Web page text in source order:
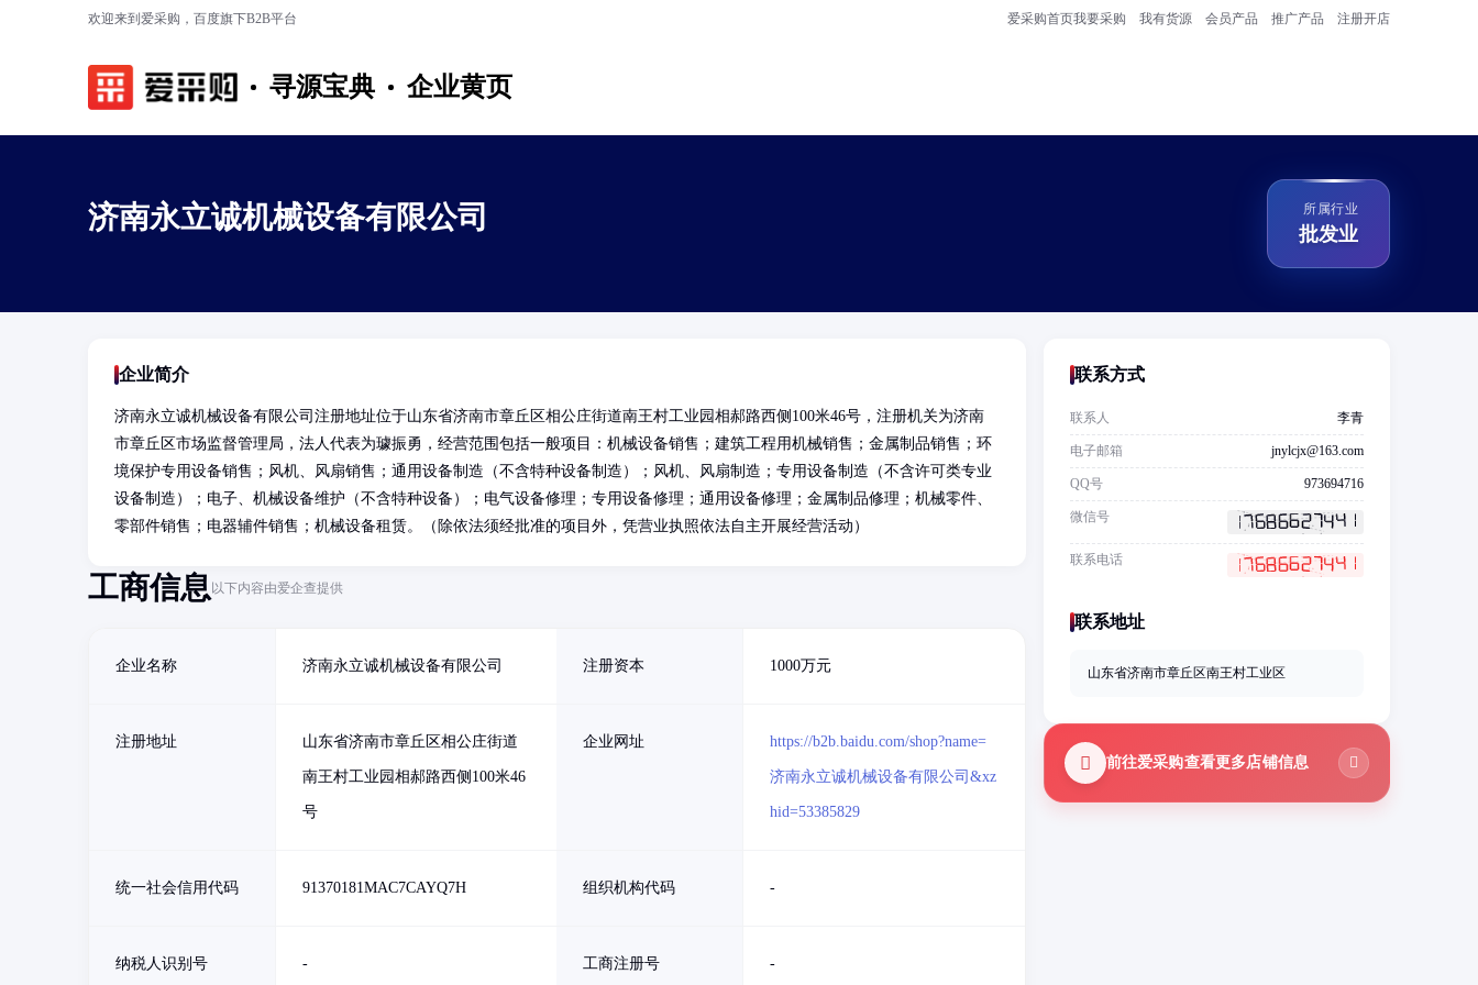
欢迎来到爱采购，百度旗下B2B平台 爱采购首页我要采购 我有货源 会员产品 推广产品 注册开店
寻源宝典 企业黄页
济南永立诚机械设备有限公司 所属行业
批发业
企业简介
济南永立诚机械设备有限公司注册地址位于山东省济南市章丘区相公庄街道南王村工业园相郝路西侧100米46号，注册机关为济南
市章丘区市场监督管理局，法人代表为璩振勇，经营范围包括一般项目：机械设备销售；建筑工程用机械销售；金属制品销售；环
境保护专用设备销售；风机、风扇销售；通用设备制造（不含特种设备制造）；风机、风扇制造；专用设备制造（不含许可类专业
设备制造）；电子、机械设备维护（不含特种设备）；电气设备修理；专用设备修理；通用设备修理；金属制品修理；机械零件、
零部件销售；电器辅件销售；机械设备租赁。（除依法须经批准的项目外，凭营业执照依法自主开展经营活动）
工商信息以下内容由爱企查提供
企业名称 济南永立诚机械设备有限公司 注册资本 1000万元
注册地址 山东省济南市章丘区相公庄街道
南王村工业园相郝路西侧100米46
号
企业网址 https://b2b.baidu.com/shop?name=
济南永立诚机械设备有限公司&xz
hid=53385829
统一社会信用代码 91370181MAC7CAYQ7H 组织机构代码 -
纳税人识别号 - 工商注册号 -
联系方式
联系人 李青
电子邮箱 jnylcjx@163.com
QQ号 973694716
微信号
联系电话
联系地址
山东省济南市章丘区南王村工业区
前往爱采购查看更多店铺信息